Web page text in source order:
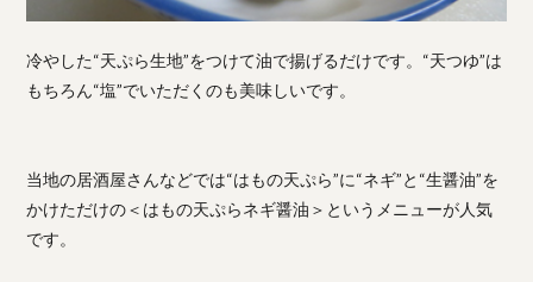
冷やした“天ぷら生地”をつけて油で揚げるだけです。“天つゆ”は
もちろん“塩”でいただくのも美味しいです。
当地の居酒屋さんなどでは“はもの天ぷら”に“ネギ”と“生醤油”を
かけただけの＜はもの天ぷらネギ醤油＞というメニューが人気
です。